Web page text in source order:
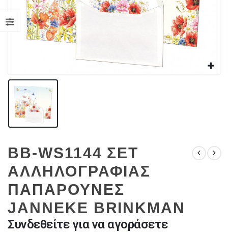
BB-WS1144 ΣΕΤ
ΑΛΛΗΛΟΓΡΑΦΙΑΣ
ΠΑΠΑΡΟΥΝΕΣ
JANNEKE BRINKMAN
Συνδεθείτε για να αγοράσετε